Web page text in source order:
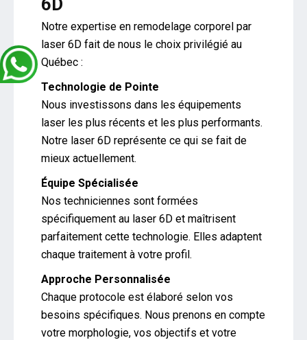
Notre expertise en remodelage corporel par
laser 6D fait de nous le choix privilégié au
Québec :
Technologie de Pointe
Nous investissons dans les équipements
laser les plus récents et les plus performants.
Notre laser 6D représente ce qui se fait de
mieux actuellement.
Équipe Spécialisée
Nos techniciennes sont formées
spécifiquement au laser 6D et maîtrisent
parfaitement cette technologie. Elles adaptent
chaque traitement à votre profil.
Approche Personnalisée
Chaque protocole est élaboré selon vos
besoins spécifiques. Nous prenons en compte
votre morphologie, vos objectifs et votre